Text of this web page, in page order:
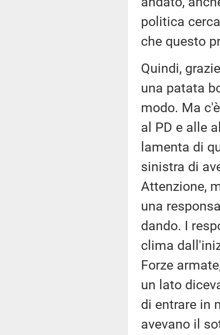
politica
che questo
Quindi,
una patata
modo. Ma
al PD e alle
lamenta di
sinistra di
Attenzione,
una
dando. I
clima
Forze
un lato
di entrare in
avevano il